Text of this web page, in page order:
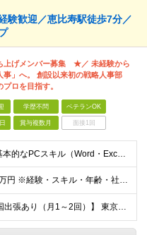
験歓迎／恵比寿駅徒歩7分／
げメンバー募集 ★／ 未経験から
事」へ。 創設以来初の戦略人事部
プロを目指す。
学歴不問 ベテランOK
賞与複数月 面接1回
＜必須条件＞ ■基本的なPCスキル（Word・Excel・PowerPointの基本操作ができる方） ※人事・採用の経験は問いません。学歴も不問です。 ＜こんな方を歓迎します＞ ●人と話すこと、人と
月給25万円～37万円 ※経験・スキル・年齢・社会人経験などを考慮のうえ、決定します。 ※上記には固定残業代（月33,400～69,600円／20～30時間分）を含み、超過分は別途支給します。 ※固定
【転勤なし／全国出張あり（月1～2回）】 東京都目黒区三田1-11-1 ※(変更の範囲)上記を除く当社関連勤務地